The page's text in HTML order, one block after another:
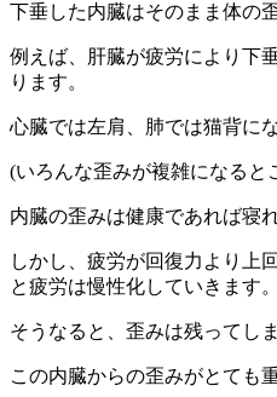
下垂した内臓はそのまま体の
例えば、肝臓が疲労により下
ります。
心臓では左肩、肺では猫背に
(いろんな歪みが複雑になると
内臓の歪みは健康であれば寝
しかし、疲労が回復力より上
と疲労は慢性化していきます。
そうなると、歪みは残ってし
この内臓からの歪みがとても